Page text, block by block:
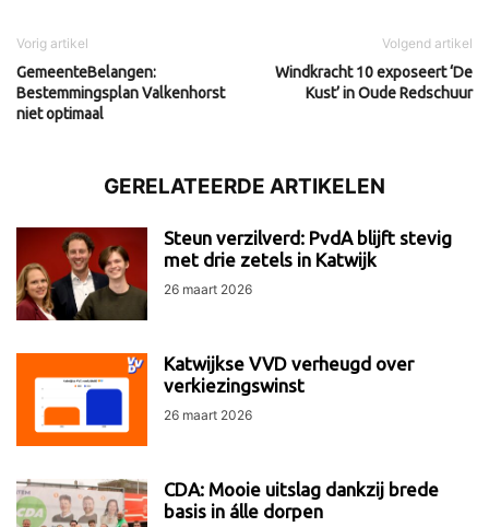
Vorig artikel
GemeenteBelangen:
Bestemmingsplan Valkenhorst
niet optimaal
Volgend artikel
Windkracht 10 exposeert ‘De
Kust’ in Oude Redschuur
GERELATEERDE ARTIKELEN
Steun verzilverd: PvdA blijft stevig
met drie zetels in Katwijk
26 maart 2026
Katwijkse VVD verheugd over
verkiezingswinst
26 maart 2026
CDA: Mooie uitslag dankzij brede
basis in álle dorpen